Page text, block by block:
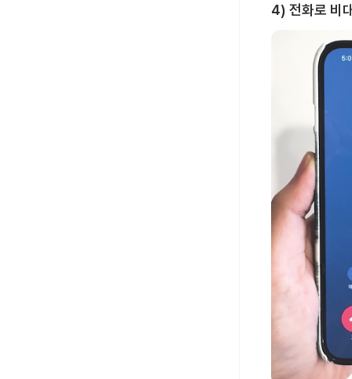
4) 전화로 비